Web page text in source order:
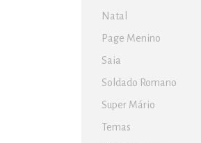
Natal
Page Menino
Saia
Soldado Romano
Super Mário
Temas